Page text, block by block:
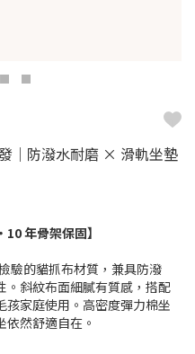
｜防潑水耐磨 × 滑軌坐墊
年骨架保固】
驗的貓抓布材質，兼具防潑
。斜紋布面細膩有質感，搭配
家庭使用。高密度彈力棉坐
然舒適自在。